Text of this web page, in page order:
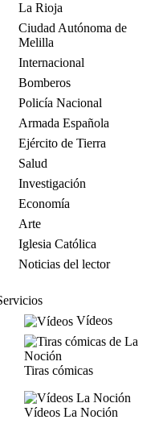
La Rioja
Ciudad Autónoma de
Melilla
Internacional
Bomberos
Policía Nacional
Armada Española
Ejército de Tierra
Salud
Investigación
Economía
Arte
Iglesia Católica
Noticias del lector
Vídeos
Tiras cómicas
Vídeos La Noción